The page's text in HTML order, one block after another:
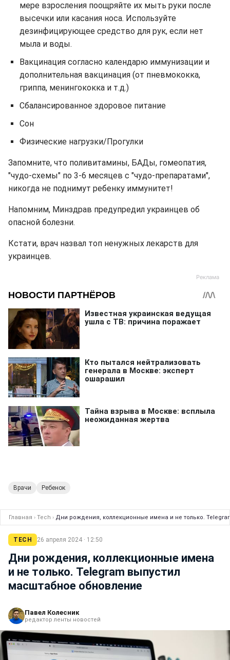
мере взросления поощряйте их мыть руки после
высечки или касания носа. Используйте
дезинфицирующее средство для рук, если нет
мыла и воды.
Вакцинация согласно календарю иммунизации и
дополнительная вакцинация (от пневмококка,
гриппа, менингококка и т.д.)
Сбалансированное здоровое питание
Сон
Физические нагрузки/Прогулки
Запомните, что поливитамины, БАДы, гомеопатия,
"чудо-схемы" по 3-6 месяцев с "чудо-препаратами",
никогда не поднимут ребенку иммунитет!
Напомним, Минздрав предупредил украинцев об
опасной болезни.
Кстати, врач назвал топ ненужных лекарств для
украинцев.
Врачи Ребенок
Главная › Tech › Дни рождения, коллекционные имена и не только.
TECH 26 апреля 2024 · 12:50
Дни рождения, коллекционные имена
и не только. Telegram выпустил
масштабное обновление
Павел Колесник
редактор ленты новостей